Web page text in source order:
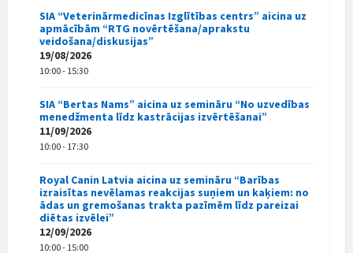
SIA “Veterinārmedicīnas Izglītības centrs” aicina uz
apmācībām “RTG novērtēšana/aprakstu
veidošana/diskusijas”
19/08/2026
10:00 - 15:30
SIA “Bertas Nams” aicina uz semināru “No uzvedības
menedžmenta līdz kastrācijas izvērtēšanai”
11/09/2026
10:00 - 17:30
Royal Canin Latvia aicina uz semināru “Barības
izraisītas nevēlamas reakcijas suņiem un kaķiem: no
ādas un gremošanas trakta pazīmēm līdz pareizai
diētas izvēlei”
12/09/2026
10:00 - 15:00